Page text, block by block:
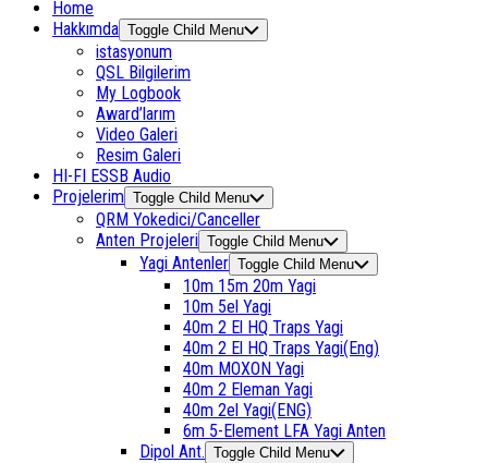
Home
Hakkımda Toggle Child Menu
istasyonum
QSL Bilgilerim
My Logbook
Award’larım
Video Galeri
Resim Galeri
HI-FI ESSB Audio
Projelerim Toggle Child Menu
QRM Yokedici/Canceller
Anten Projeleri Toggle Child Menu
Yagi Antenler Toggle Child Menu
10m 15m 20m Yagi
10m 5el Yagi
40m 2 El HQ Traps Yagi
40m 2 El HQ Traps Yagi(Eng)
40m MOXON Yagi
40m 2 Eleman Yagi
40m 2el Yagi(ENG)
6m 5-Element LFA Yagi Anten
Dipol Ant. Toggle Child Menu